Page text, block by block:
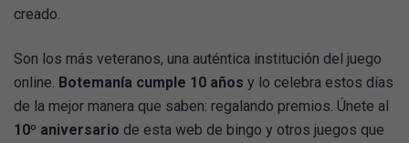
creado.
Son los más veteranos, una auténtica institución del juego
online. Botemanía cumple 10 años y lo celebra estos días
de la mejor manera que saben: regalando premios. Únete al
10º aniversario de esta web de bingo y otros juegos que